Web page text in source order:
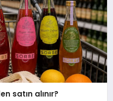
satın alınır?